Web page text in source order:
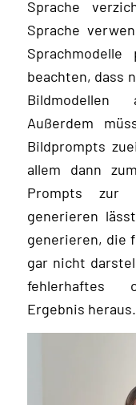
Sprache
Sprache
beachten, dass
Bildmodellen
Außerdem
Bildprompts
allem dann
Prompts zur
generieren
generieren, die
gar nicht
fehlerhaftes
Ergebnis heraus.